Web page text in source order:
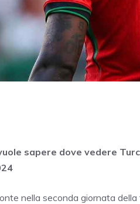
sapere dove vedere
nella seconda giornata